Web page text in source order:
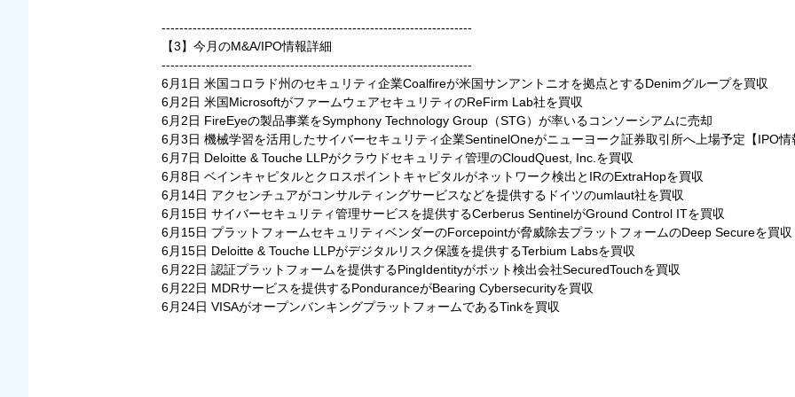
----------------------------------------------------------------------
【3】今月のM&A/IPO情報詳細
----------------------------------------------------------------------
6月1日 米国コロラド州のセキュリティ企業Coalfireが米国サンアントニオを拠点とするDenimグループを買収
6月2日 米国MicrosoftがファームウェアセキュリティのReFirm Lab社を買収
6月2日 FireEyeの製品事業をSymphony Technology Group（STG）が率いるコンソーシアムに売却
6月3日 機械学習を活用したサイバーセキュリティ企業SentinelOneがニューヨーク証券取引所へ上場予定【IPO情
6月7日 Deloitte & Touche LLPがクラウドセキュリティ管理のCloudQuest, Inc.を買収
6月8日 ベインキャピタルとクロスポイントキャピタルがネットワーク検出とIRのExtraHopを買収
6月14日 アクセンチュアがコンサルティングサービスなどを提供するドイツのumlaut社を買収
6月15日 サイバーセキュリティ管理サービスを提供するCerberus SentinelがGround Control ITを買収
6月15日 プラットフォームセキュリティベンダーのForcepointが脅威除去プラットフォームのDeep Secureを買収
6月15日 Deloitte & Touche LLPがデジタルリスク保護を提供するTerbium Labsを買収
6月22日 認証プラットフォームを提供するPingIdentityがボット検出会社SecuredTouchを買収
6月22日 MDRサービスを提供するPonduranceがBearing Cybersecurityを買収
6月24日 VISAがオープンバンキングプラットフォームであるTinkを買収